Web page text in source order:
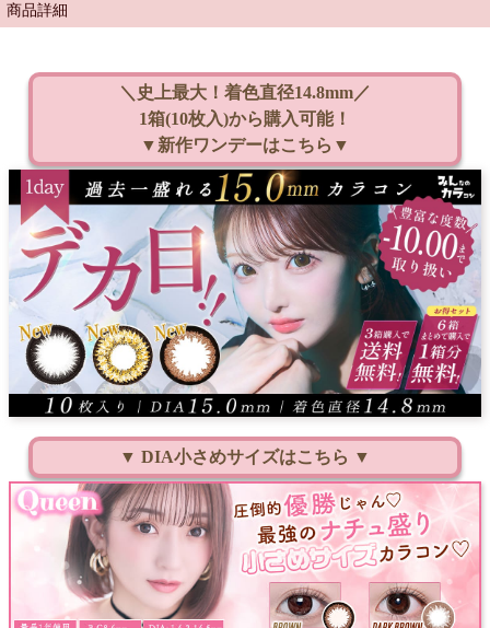
商品詳細
＼史上最大！着色直径14.8mm／
1箱(10枚入)から購入可能！
▼新作ワンデーはこちら▼
▼ DIA小さめサイズはこちら ▼